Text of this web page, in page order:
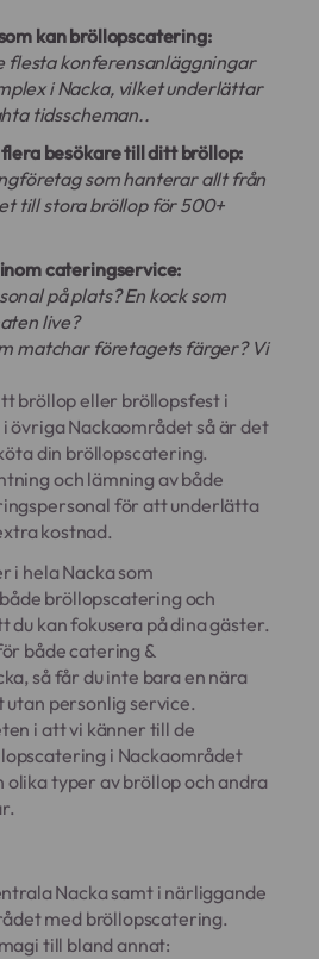
kan bröllopscatering:
flesta konferensanläggningar
i Nacka, vilket underlättar
tidsscheman..
besökare till ditt bröllop:
som hanterar allt från
till stora bröllop för 500+
cateringservice:
på plats? En kock som
live?
matchar företagets färger? Vi
bröllop eller bröllopsfest i
övriga Nackaområdet så är det
din bröllopscatering.
och lämning av både
för att underlätta
kostnad.
i hela Nacka som
bröllopscatering och
du kan fokusera på dina gäster.
både catering &
så får du inte bara en nära
personlig service.
i att vi känner till de
i Nackaområdet
typer av bröllop och andra
Nacka samt i närliggande
med bröllopscatering.
till bland annat: